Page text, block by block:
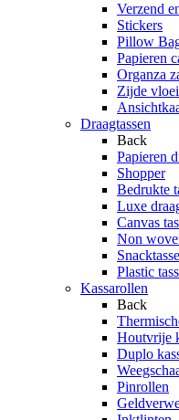
Verzend
Stickers
Pillow
Papieren
Organza
Zijde
Draagtassen
Back
Papieren
Shopper
Bedrukte
Luxe
Canvas
Non
Plastic
Kassarollen
Back
Houtvrije
Duplo
Pinrollen